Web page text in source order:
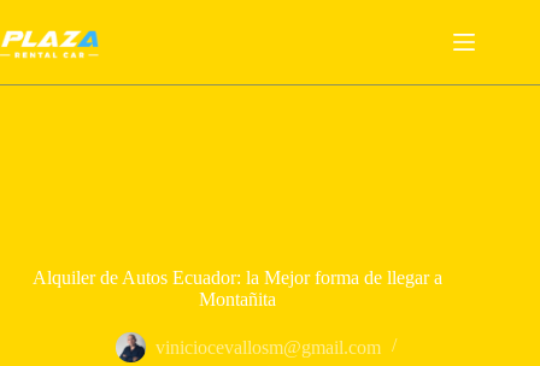
al
contenido
Alquiler de Autos Ecuador: la Mejor forma de llegar a
Montañita
viniciocevallosm@gmail.com